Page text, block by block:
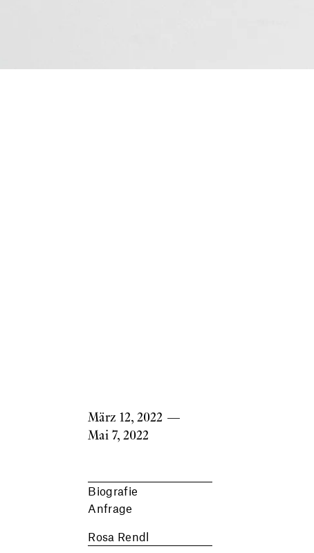
März 12, 2022 —
Mai 7, 2022
Biografie
Anfrage
Rosa Rendl